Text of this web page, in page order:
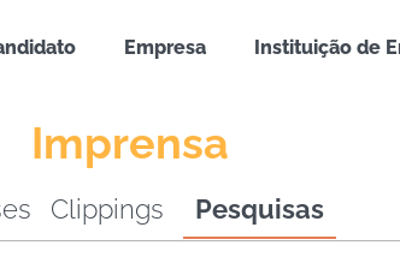
Empresa Instituição de
Imprensa
Clippings Pesquisas